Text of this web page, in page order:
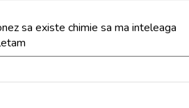
sa existe chimie sa ma inteleaga